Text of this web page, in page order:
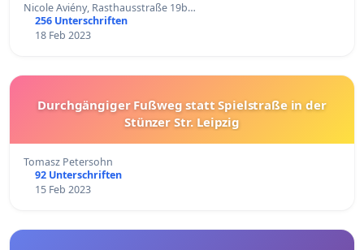
Nicole Aviény, Rasthausstraße 19b…
256 Unterschriften
18 Feb 2023
Durchgängiger Fußweg statt Spielstraße in der
Stünzer Str. Leipzig
Tomasz Petersohn
92 Unterschriften
15 Feb 2023